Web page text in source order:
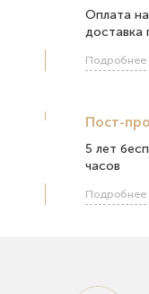
Оплата
доставка
Подробнее
Пост-
5 лет
часов
Подробнее